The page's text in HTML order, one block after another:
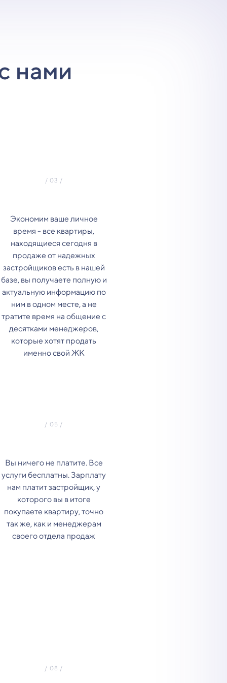
нами
Экономим ваше личное
время - все квартиры,
находящиеся сегодня в
продаже от надежных
застройщиков есть в нашей
базе, вы получаете полную и
актуальную информацию по
ним в одном месте, а не
тратите время на общение с
десятками менеджеров,
которые хотят продать
именно свой ЖК
Вы ничего не платите. Все
услуги бесплатны. Зарплату
нам платит застройщик, у
которого вы в итоге
покупаете квартиру, точно
так же, как и менеджерам
своего отдела продаж